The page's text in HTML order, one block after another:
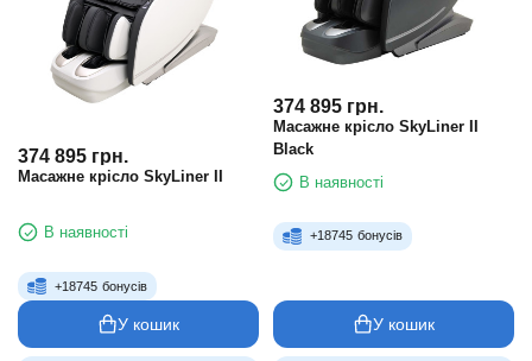
374 895 грн.
Масажне крісло SkyLiner II
В наявності
+18745 бонусів
У кошик
374 895 грн.
Масажне крісло SkyLiner II
Black
В наявності
+18745 бонусів
У кошик